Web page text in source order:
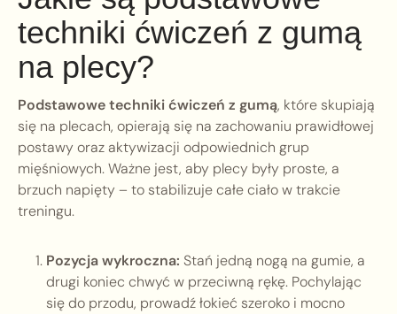
techniki ćwiczeń z gumą
na plecy?
Podstawowe techniki ćwiczeń z gumą, które skupiają
się na plecach, opierają się na zachowaniu prawidłowej
postawy oraz aktywizacji odpowiednich grup
mięśniowych. Ważne jest, aby plecy były proste, a
brzuch napięty – to stabilizuje całe ciało w trakcie
treningu.
Pozycja wykroczna: Stań jedną nogą na gumie, a
drugi koniec chwyć w przeciwną rękę. Pochylając
się do przodu, prowadź łokieć szeroko i mocno